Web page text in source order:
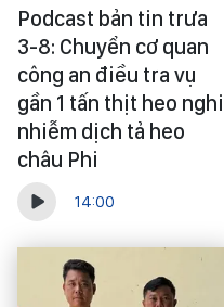
Podcast bản tin trưa
3-8: Chuyển cơ quan
công an điều tra vụ
gần 1 tấn thịt heo nghi
nhiễm dịch tả heo
châu Phi
14:00